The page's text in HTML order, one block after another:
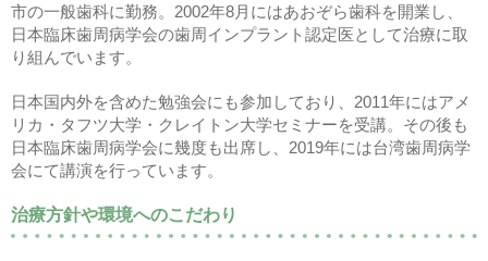
市の一般歯科に勤務。2002年8月にはあおぞら歯科を開業し、
日本臨床歯周病学会の歯周インプラント認定医として治療に取
り組んでいます。
日本国内外を含めた勉強会にも参加しており、2011年にはアメ
リカ・タフツ大学・クレイトン大学セミナーを受講。その後も
日本臨床歯周病学会に幾度も出席し、2019年には台湾歯周病学
会にて講演を行っています。
治療方針や環境へのこだわり